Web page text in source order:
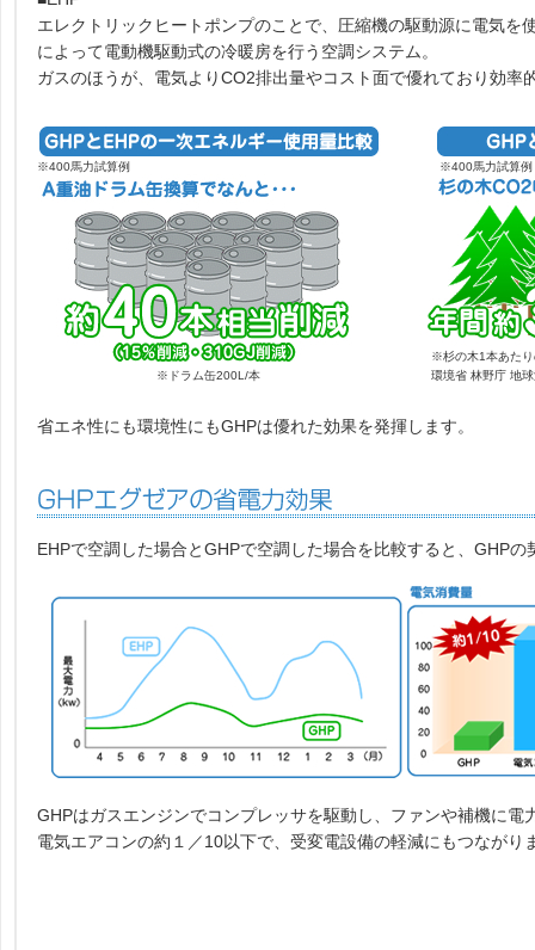
エレクトリックヒートポンプのことで、圧縮機の駆動源に電気を
によって電動機駆動式の冷暖房を行う空調システム。
ガスのほうが、電気よりCO2排出量やコスト面で優れており効率
※400馬力試算例 ※400馬力試算例
※ドラム缶200L/本
※杉の木1本あた
環境省 林野庁 地
省エネ性にも環境性にもGHPは優れた効果を発揮します。
EHPで空調した場合とGHPで空調した場合を比較すると、GHP
GHPはガスエンジンでコンプレッサを駆動し、ファンや補機に電
電気エアコンの約１／10以下で、受変電設備の軽減にもつながり